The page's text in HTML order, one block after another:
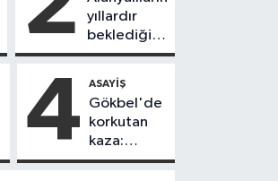
yıllardır
beklediği
yol askıdan
4 ASAYIŞ
Gökbel'de
korkutan
kaza:
Başkanın